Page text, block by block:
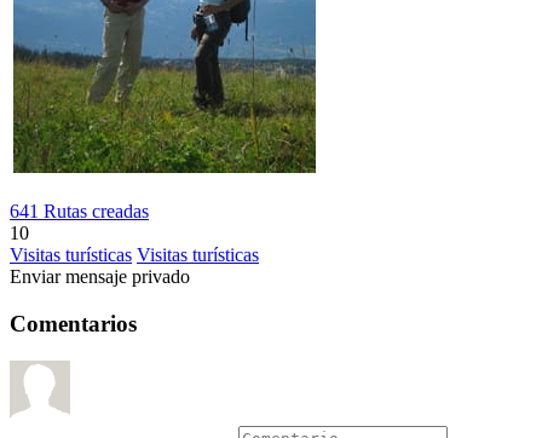
641 Rutas creadas
10
Visitas turísticas Visitas turísticas
Enviar mensaje privado
Comentarios